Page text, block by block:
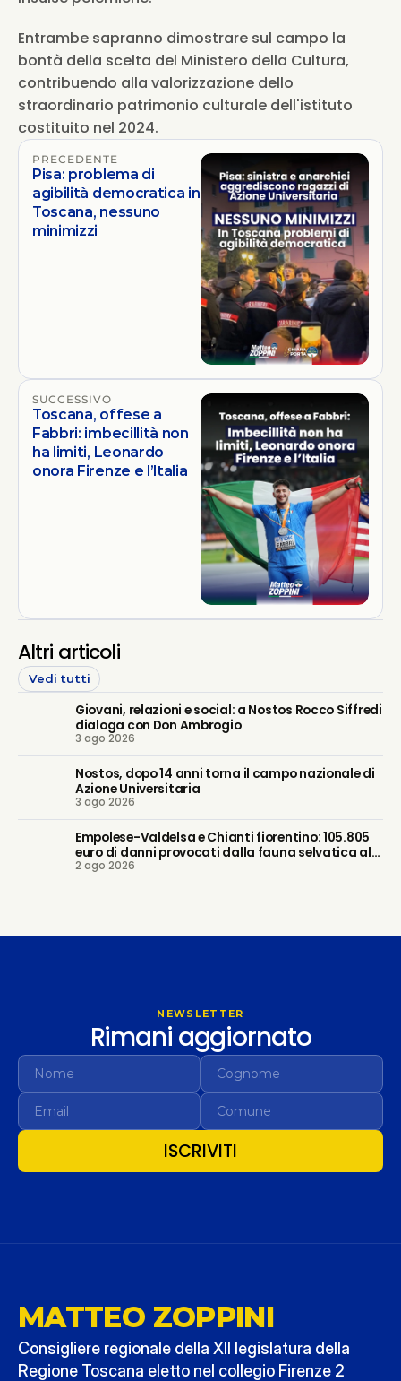
Entrambe sapranno dimostrare sul campo la
bontà della scelta del Ministero della Cultura,
contribuendo alla valorizzazione dello
straordinario patrimonio culturale dell'istituto
costituito nel 2024.
PRECEDENTE
Pisa: problema di
agibilità democratica in
Toscana, nessuno
minimizzi
SUCCESSIVO
Toscana, offese a
Fabbri: imbecillità non
ha limiti, Leonardo
onora Firenze e l’Italia
Altri articoli
Vedi tutti
Giovani, relazioni e social: a Nostos Rocco Siffredi
dialoga con Don Ambrogio
3 ago 2026
Nostos, dopo 14 anni torna il campo nazionale di
Azione Universitaria
3 ago 2026
Empolese-Valdelsa e Chianti fiorentino: 105.805
euro di danni provocati dalla fauna selvatica alle
imprese agricole
2 ago 2026
NEWSLETTER
Rimani aggiornato
ISCRIVITI
MATTEO ZOPPINI
Consigliere regionale della XII legislatura della
Regione Toscana eletto nel collegio Firenze 2